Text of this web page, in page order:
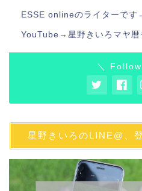
ESSE onlineのライターです
YouTube→ 星野きいろマヤ
＼
星野きいろのLINE@、